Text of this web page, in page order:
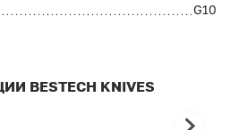
G10
BESTECH KNIVES